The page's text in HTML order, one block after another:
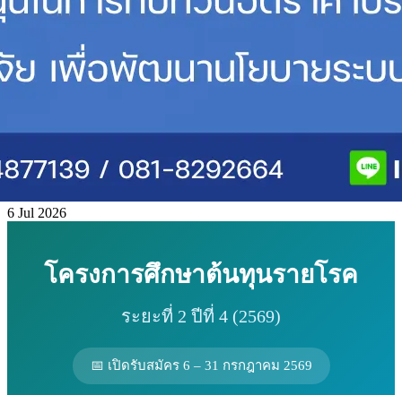
6 Jul 2026
โครงการศึกษาต้นทุนรายโรค
ระยะที่ 2 ปีที่ 4 (2569)
📅 เปิดรับสมัคร 6 – 31 กรกฎาคม 2569